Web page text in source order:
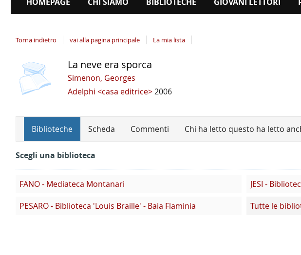
Torna indietro vai alla pagina principale La mia lista
Dettaglio
del
documento
copertina La neve era sporca
Simenon, Georges
Adelphi <casa editrice>2006
Biblioteche Scheda Commenti Chi ha letto questo ha letto
Scegli una biblioteca
FANO - Mediateca Montanari JESI -
PESARO - Biblioteca 'Louis Braille' - Baia Flaminia Tutte le